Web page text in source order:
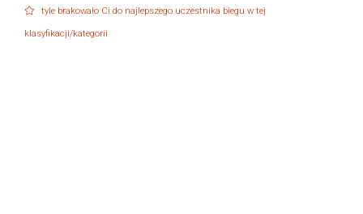
tyle brakowało Ci do najlepszego uczestnika biegu w tej
klasyfikacji/kategorii